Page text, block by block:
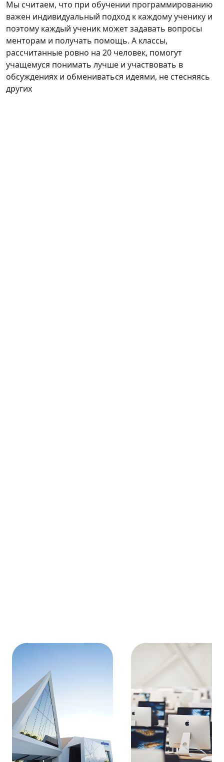
Мы считаем, что при обучении программированию
важен индивидуальный подход к каждому ученику и
поэтому каждый ученик может задавать вопросы
менторам и получать помощь. А классы,
рассчитанные ровно на 20 человек, помогут
учащемуся понимать лучше и участвовать в
обсуждениях и обмениваться идеями, не стесняясь
других